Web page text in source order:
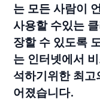
는 모든 사람이
사용할 수있는
장할 수 있도록
는 인터넷에서
석하기위한 최
어졌습니다.